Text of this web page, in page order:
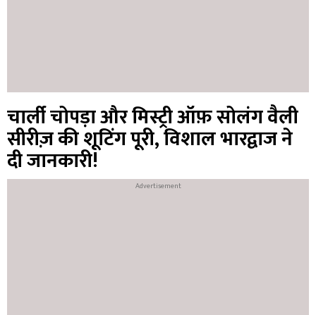
चार्ली चोपड़ा और मिस्ट्री ऑफ़ सोलंग वैली
सीरीज़ की शूटिंग पूरी, विशाल भारद्वाज ने
दी जानकारी!